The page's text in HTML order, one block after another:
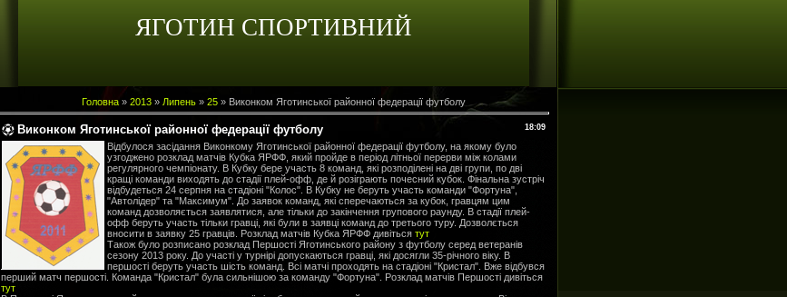
ЯГОТИН СПОРТИВНИЙ
Головна » 2013 » Липень » 25 » Виконком Яготинської районної федерації футболу
18:09
Виконком Яготинської районної федерації футболу
Відбулося засідання Виконкому Яготинської районної федерації футболу, на якому було
узгоджено розклад матчів Кубка ЯРФФ, який пройде в період літньої перерви між колами
регулярного чемпіонату. В Кубку бере участь 8 команд, які розподілені на дві групи, по дві
кращі команди виходять до стадії плей-офф, де й розіграють почесний кубок. Фінальна зустріч
відбудеться 24 серпня на стадіоні "Колос". В Кубку не беруть участь команди "Фортуна",
"Автолідер" та "Максимум". До заявок команд, які сперечаються за кубок, гравцям цим
команд дозволяється заявлятися, але тільки до закінчення групового раунду. В стадії плей-
офф беруть участь тільки гравці, які були в заявці команд до третього туру. Дозволється
вносити в заявку 25 гравців. Розклад матчів Кубка ЯРФФ дивіться тут
Також було розписано розклад Першості Яготинського району з футболу серед ветеранів
сезону 2013 року. До участі у турнірі допускаються гравці, які досягли 35-річного віку. В
першості беруть участь шість команд. Всі матчі проходять на стадіоні "Кристал". Вже відбувся
перший матч першості. Команда "Кристал" була сильнішою за команду "Фортуна". Розклад матчів Першості дивіться
тут